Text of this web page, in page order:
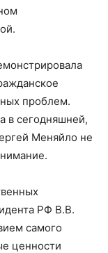
проблем.
в сегодняшней,
Меняйло не
РФ В.В.
самого
ценности